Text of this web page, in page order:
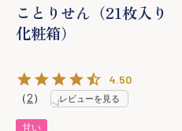
ことりせん（21枚入り
化粧箱）
4.50
（2） レビューを見る
甘い